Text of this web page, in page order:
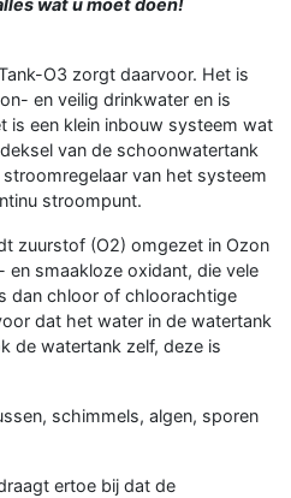
wat u moet doen!
O3 zorgt daarvoor. Het is
en veilig drinkwater en is
is een klein inbouw systeem wat
van de schoonwatertank
van het systeem
stroompunt.
zuurstof (O2) omgezet in Ozon
en smaakloze oxidant, die vele
dan chloor of chloorachtige
dat het water in de watertank
de watertank zelf, deze is
schimmels, algen, sporen
ertoe bij dat de